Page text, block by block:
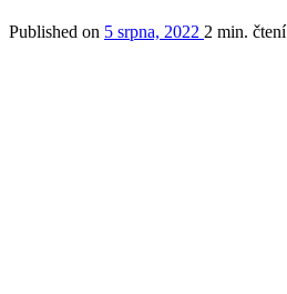
Published on 5 srpna, 2022 2 min. čtení